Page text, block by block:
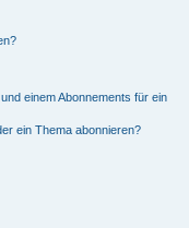
einem Abonnements für ein
ein Thema abonnieren?